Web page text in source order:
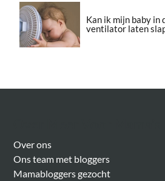
Kan ik mijn baby in
ventilator laten
Over ons
Ons team met bloggers
Mamabloggers gezocht